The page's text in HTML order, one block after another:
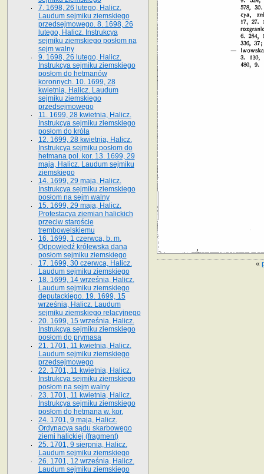
«
7. 1698, 26 lutego, Halicz.
Laudum sejmiku ziemskiego
przedsejmowego. 8. 1698, 26
lutego, Halicz. Instrukcya
sejmiku ziemskiego posłom na
sejm walny
9. 1698, 26 lutego, Halicz.
Instrukcya sejmiku ziemskiego
posłom do hetmanów
koronnych. 10. 1699, 28
kwietnia, Halicz. Laudum
sejmiku ziemskiego
przedsejmowego
11. 1699, 28 kwietnia, Halicz.
Instrukcya sejmiku ziemskiego
posłom do króla
12. 1699, 28 kwietnia, Halicz.
Instrukcya sejmiku posłom do
hetmana pol. kor. 13. 1699, 29
maja, Halicz. Laudum sejmiku
ziemskiego
14. 1699, 29 maja, Halicz.
Instrukcya sejmiku ziemskiego
posłom na sejm walny
15. 1699, 29 maja, Halicz.
Protestacya ziemian halickich
przeciw staroście
trembowelskiemu
16. 1699, 1 czerwca, b. m.
Odpowiedź królewska dana
posłom sejmiku ziemskiego
17. 1699, 30 czerwca, Halicz.
Laudum sejmiku ziemskiego
18. 1699, 14 września, Halicz.
Laudum sejmiku ziemskiego
deputackiego. 19. 1699, 15
września, Halicz. Laudum
sejmiku ziemskiego relacyjnego
20. 1699, 15 września, Halicz.
Instrukcya sejmiku ziemskiego
posłom do prymasa
21. 1701, 11 kwietnia, Halicz.
Laudum sejmiku ziemskiego
przedsejmowego
22. 1701, 11 kwietnia, Halicz.
Instrukcya sejmiku ziemskiego
posłom na sejm walny
23. 1701, 11 kwietnia, Halicz.
Instrukcya sejmiku ziemskiego
posłom do hetmana w. kor.
24. 1701, 9 maja, Halicz.
Ordynacya sądu skarbowego
ziemi halickiej (fragment)
25. 1701, 9 sierpnia, Halicz.
Laudum sejmiku ziemskiego
26. 1701, 12 września, Halicz.
Laudum sejmiku ziemskiego